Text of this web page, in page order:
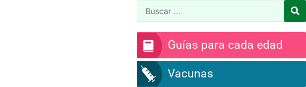
Guías para cada edad
Vacunas